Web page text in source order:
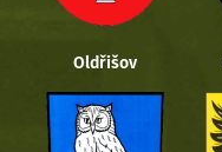
Oldřišov